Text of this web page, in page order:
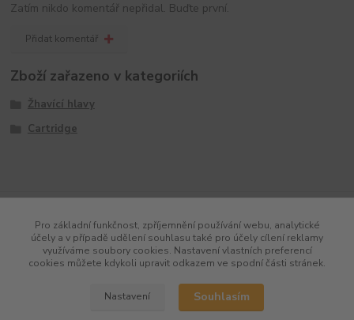
Zatím nikdo komentář nepřidal. Buďte první.
Přidat komentář
Zboží zařazeno v kategoriích
Žhavící hlavy
Cartridge
Pro základní funkčnost, zpříjemnění používání webu, analytické
účely a v případě udělení souhlasu také pro účely cílení reklamy
využíváme soubory cookies. Nastavení vlastních preferencí
cookies můžete kdykoli upravit odkazem ve spodní části stránek.
Nastavení Souhlasím